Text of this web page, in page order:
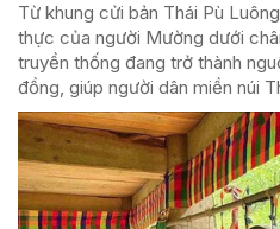
Từ khung cửi bản Thái Pù
thực của người Mường dưới
truyền thống đang trở thành
đồng, giúp người dân miền núi